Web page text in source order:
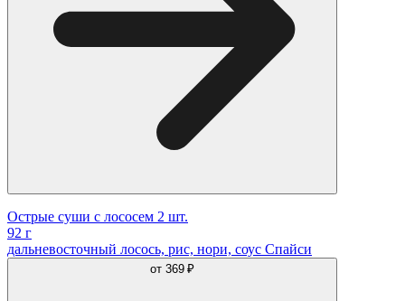
Острые суши с лососем 2 шт.
92 г
дальневосточный лосось, рис, нори, соус Спайси
от 369 ₽